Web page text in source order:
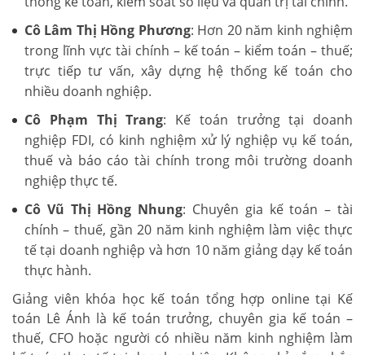
Cô Lâm Thị Hồng Phương: Hơn 20 năm kinh nghiệm
trong lĩnh vực tài chính – kế toán – kiểm toán – thuế;
trực tiếp tư vấn, xây dựng hệ thống kế toán cho
nhiều doanh nghiệp.
Cô Phạm Thị Trang: Kế toán trưởng tại doanh
nghiệp FDI, có kinh nghiệm xử lý nghiệp vụ kế toán,
thuế và báo cáo tài chính trong môi trường doanh
nghiệp thực tế.
Cô Vũ Thị Hồng Nhung: Chuyên gia kế toán – tài
chính – thuế, gần 20 năm kinh nghiệm làm việc thực
tế tại doanh nghiệp và hơn 10 năm giảng dạy kế toán
thực hành.
Giảng viên khóa học kế toán tổng hợp online tại Kế
toán Lê Ánh là kế toán trưởng, chuyên gia kế toán –
thuế, CFO hoặc người có nhiều năm kinh nghiệm làm